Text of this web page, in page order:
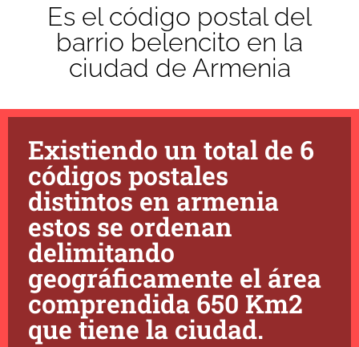
Es el código postal del
barrio belencito en la
ciudad de Armenia
Existiendo un total de 6
códigos postales
distintos en armenia
estos se ordenan
delimitando
geográficamente el área
comprendida 650 Km2
que tiene la ciudad.